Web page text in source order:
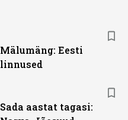
Mälumäng: Eesti
linnused
Sada aastat tagasi: